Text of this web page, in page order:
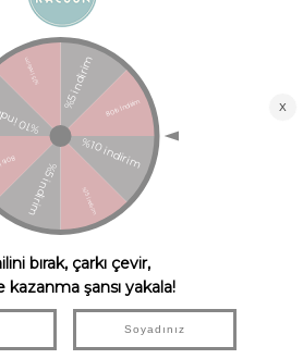
verimliliğine, biyolojik çeşitliliğe ve
bir şekilde elde edilmesi,
her türlü müdahalenin, kar amacıyla